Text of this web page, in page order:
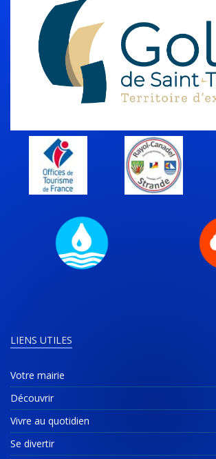
LIENS UTILES
Votre mairie
Découvrir
Vivre au quotidien
Se divertir